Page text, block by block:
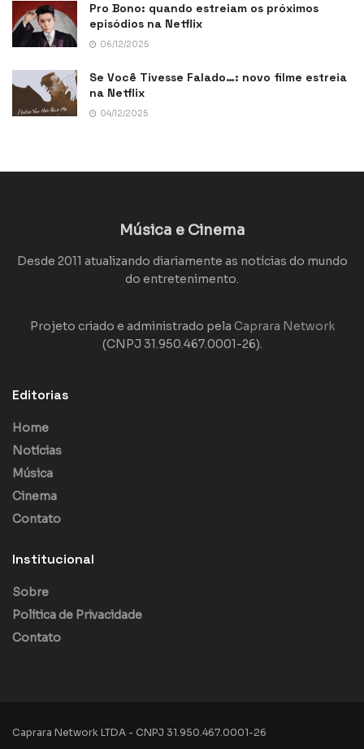
Pro Bono: quando estreiam os próximos
episódios na Netflix
06/12/2025
Se Você Tivesse Falado…: novo filme estreia
na Netflix
04/12/2025
Música e Cinema
Desde 2011 atualizando diariamente as notícias do mundo
do entretenimento.
Projeto criado e administrado pela Caprara Network
(CNPJ 31.950.467.0001-26).
Editorias
Home
Notícias
Música
Cinema
Contato
Institucional
Sobre
Política de Privacidade
Contato
Caprara Network LTDA - CNPJ 31.950.467.0001-26